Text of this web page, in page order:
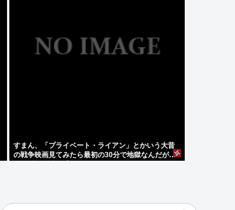
すまん、「プライベート・ライアン」とかいう大昔
の戦争映画見てみたら最初の30分で地獄なんだが…